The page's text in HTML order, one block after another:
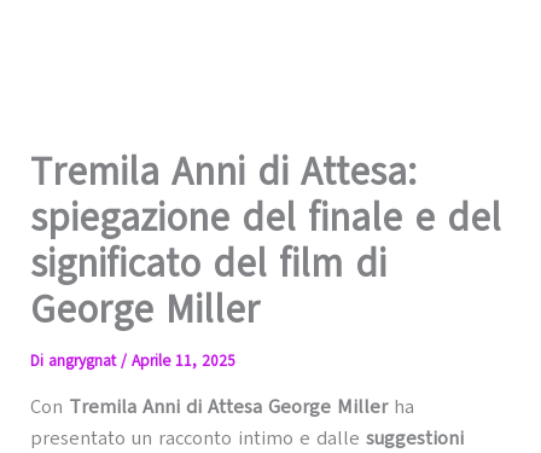
Tremila Anni di Attesa:
spiegazione del finale e del
significato del film di
George Miller
Di angrygnat/ Aprile 11, 2025
Con Tremila Anni di Attesa George Millerha
presentato un racconto intimo e dalle suggestioni